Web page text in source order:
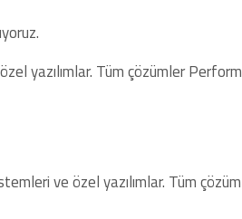
yazılımlar. Tüm çözümler
ve özel yazılımlar. Tüm